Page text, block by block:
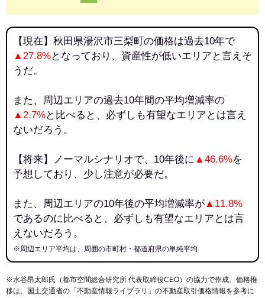
【現在】秋田県湯沢市三梨町の価格は過去10年で
▲27.8%となっており、資産性が低いエリアと言えそ
うだ。
また、周辺エリアの過去10年間の平均増減率の
▲2.7%と比べると、必ずしも有望なエリアとは言え
ないだろう。
【将来】ノーマルシナリオで、10年後に ▲46.6%を
予想しており、少し注意が必要だ。
また、周辺エリアの10年後の平均増減率が▲11.8%
であるのに比べると、必ずしも有望なエリアとは言
えないだろう。
※周辺エリア平均は、周囲の市町村・都道府県の単純平均
※水谷昂太郎氏（都市空間総合研究所 代表取締役CEO）の協力で作成。価格推
移は、国土交通省の「 不動産情報ライブラリ 」の不動産取引価格情報を参考に